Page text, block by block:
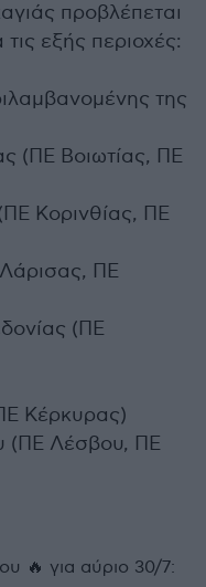
προβλέπεται
εξής περιοχές:
της
(ΠΕ Βοιωτίας, ΠΕ
Κορινθίας, ΠΕ
ΠΕ
(ΠΕ
Κέρκυρας)
(ΠΕ Λέσβου, ΠΕ
🔥 για αύριο 30/7: